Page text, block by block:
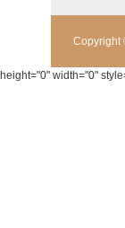
Copyright
height="0" width="0"